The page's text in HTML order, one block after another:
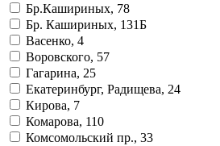
Бр.Кашириных, 78
Бр. Кашириных, 131Б
Васенко, 4
Воровского, 57
Гагарина, 25
Екатеринбург, Радищева, 24
Кирова, 7
Комарова, 110
Комсомольский пр., 33